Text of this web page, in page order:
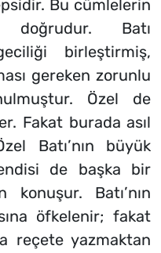
Bu cümlelerin
Batı
birleştirmiş,
gereken zorunlu
Özel de
Fakat burada asıl
Batı’nın büyük
de başka bir
konuşur. Batı’nın
öfkelenir; fakat
reçete yazmaktan